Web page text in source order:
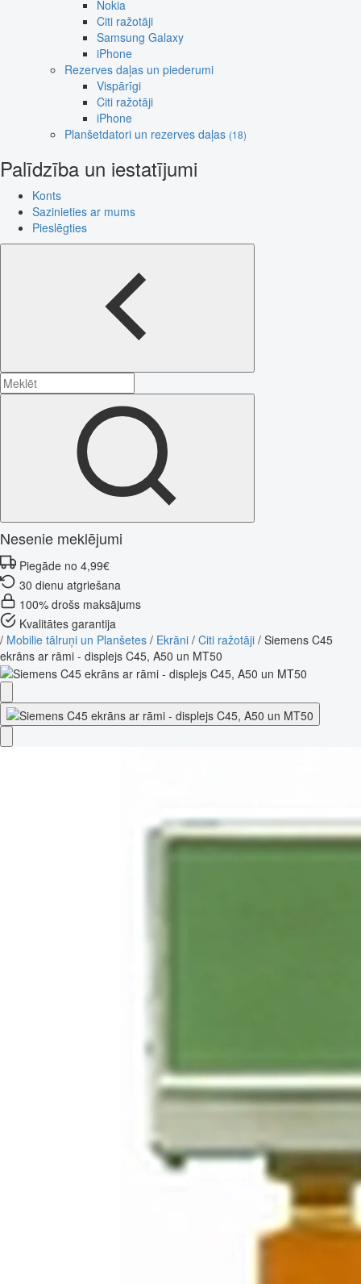
Nokia
Citi ražotāji
Samsung Galaxy
iPhone
Rezerves daļas un piederumi
Vispārīgi
Citi ražotāji
iPhone
Planšetdatori un rezerves daļas (18)
Palīdzība un iestatījumi
Konts
Sazinieties ar mums
Pieslēgties
Nesenie meklējumi
Piegāde no 4,99€
30 dienu atgriešana
100% drošs maksājums
Kvalitātes garantija
/ Mobilie tālruņi un Planšetes / Ekrāni / Citi ražotāji / Siemens C45
ekrāns ar rāmi - displejs C45, A50 un MT50